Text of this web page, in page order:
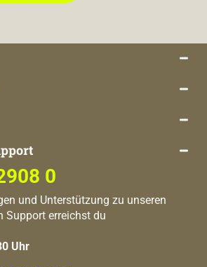
0
und Unterstützung zu unseren
Support erreichst du
Uhr